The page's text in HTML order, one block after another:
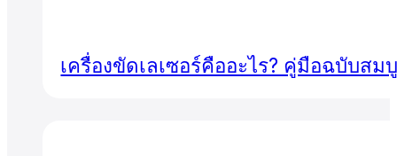
เครื่องขัดเลเซอร์คืออะไร? คู่มือฉบับส